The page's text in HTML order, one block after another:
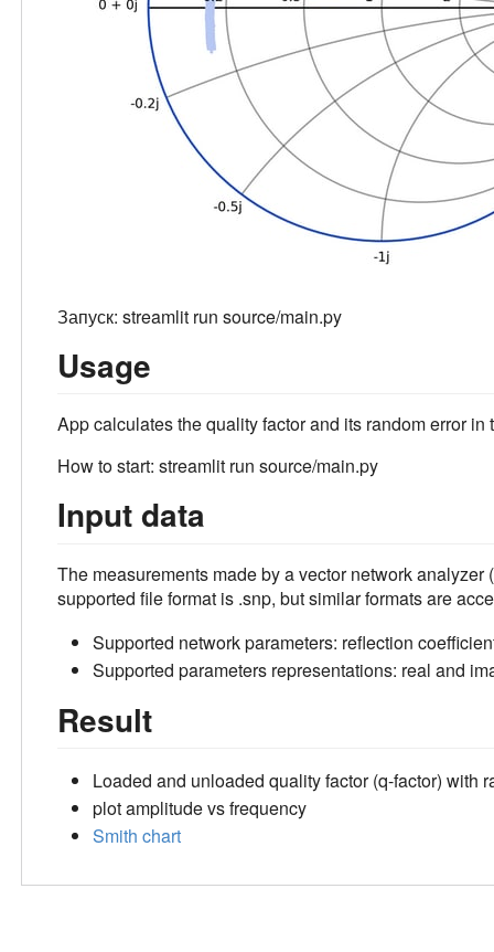
Запуск: streamlit run source/main.py
Usage
App calculates the quality factor and its random error
How to start: streamlit run source/main.py
Input data
The measurements made by a vector network
supported file format is .snp, but similar formats are
Supported network parameters: reflection
Supported parameters representations: real and
Result
Loaded and unloaded quality factor (q-factor) with
plot amplitude vs frequency
Smith chart